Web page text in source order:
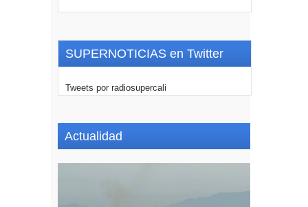
SUPERNOTICIAS en Twitter
Tweets por radiosupercali
Actualidad